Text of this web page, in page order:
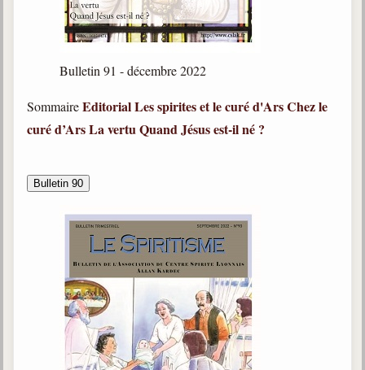
Posez votre question
Galerie
Vidéoscope
Vidéos courtes de Divaldo
Liens spirites
Centres spirites
Bulletin 91 - décembre 2022
SommaireEditorialLes spirites et le curé d'ArsChez le
curé d’ArsLa vertuQuand Jésus est-il né ?
Bulletin 90